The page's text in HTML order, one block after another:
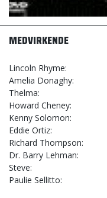
MEDVIRKENDE
Lincoln Rhyme
Amelia Donaghy
Thelma
Howard Cheney
Kenny Solomon
Eddie Ortiz
Richard Thompson
Dr. Barry Lehman
Steve
Paulie Sellitto